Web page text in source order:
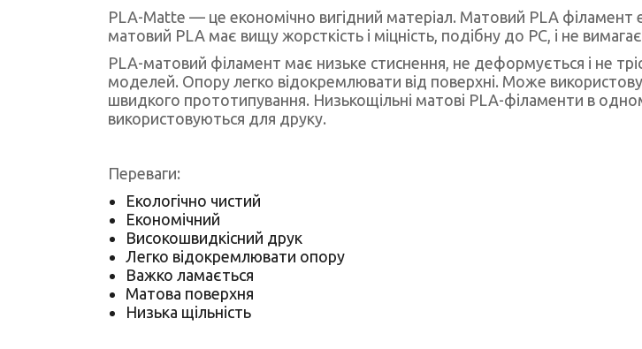
PLA-Matte — це економічно вигідний матеріал. Матовий PLA філамент
матовий PLA має вищу жорсткість і міцність, подібну до PC, і не
PLA-матовий філамент має низьке стиснення, не деформується і не
моделей. Опору легко відокремлювати від поверхні. Може
швидкого прототипування. Низькощільні матові PLA-філаменти в
використовуються для друку.
Переваги:
Екологічно чистий
Економічний
Високошвидкісний друк
Легко відокремлювати опору
Важко ламається
Матова поверхня
Низька щільність